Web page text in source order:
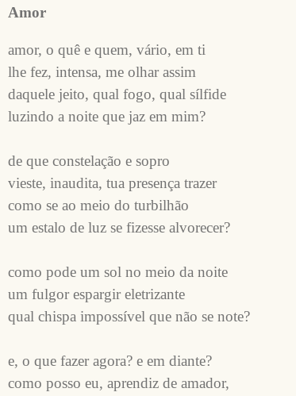
Amor
amor, o quê e quem, vário, em ti
lhe fez, intensa, me olhar assim
daquele jeito, qual fogo, qual sílfide
luzindo a noite que jaz em mim?
de que constelação e sopro
vieste, inaudita, tua presença trazer
como se ao meio do turbilhão
um estalo de luz se fizesse alvorecer?
como pode um sol no meio da noite
um fulgor espargir eletrizante
qual chispa impossível que não se note?
e, o que fazer agora? e em diante?
como posso eu, aprendiz de amador,